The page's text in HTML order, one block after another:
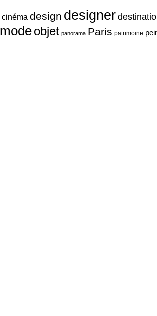
cinéma design designer
modeobjet panorama Paris patrimoine